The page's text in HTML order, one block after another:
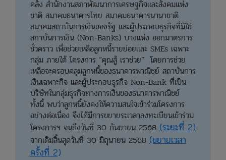
คลัง สำนักงานสภาพัฒนาการเศรษฐกิจและสังคมแห่ง
ชาติ สมาคมธนาคารไทย สมาคมธนาคารนานาชาติ
สมาคมสถาบันการเงินของรัฐ และผู้ประกอบธุรกิจที่มิใช่
สถาบันการเงิน (Non-Banks) บางแห่ง ออกมาตรการ
ชั่วคราว เพื่อช่วยเหลือลูกหนี้รายย่อยและ SMEs เฉพาะ
กลุ่ม ภายใต้ โครงการ “คุณสู้ เราช่วย” โดยการช่วย
เหลือจะครอบคลุมลูกหนี้ของธนาคารพาณิชย์ สถาบันการ
เงินเฉพาะกิจ และผู้ประกอบธุรกิจ Non-Bank ที่เป็น
บริษัทในกลุ่มธุรกิจทางการเงินของธนาคารพาณิชย์
ทั้งนี้ พบว่าลูกหนี้ยังคงให้ความสนใจเข้าร่วมโครงการ
อย่างต่อเนื่อง จึงได้มีการขยายระเวลาลงทะเบียนเข้าร่วม
โครงการฯ จนถึงวันที่ 30 กันยายน 2568 (ระยะที่ 2)
จากเดิมสิ้นสุดวันที่ 30 มิถุนายน 2568 (ขยายเวลา
ครั้งที่ 2)